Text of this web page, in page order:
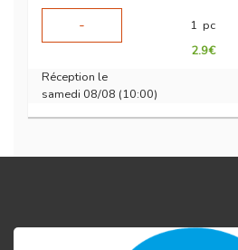
-
1 pc
2.9€
Réception le
samedi 08/08 (10:00)